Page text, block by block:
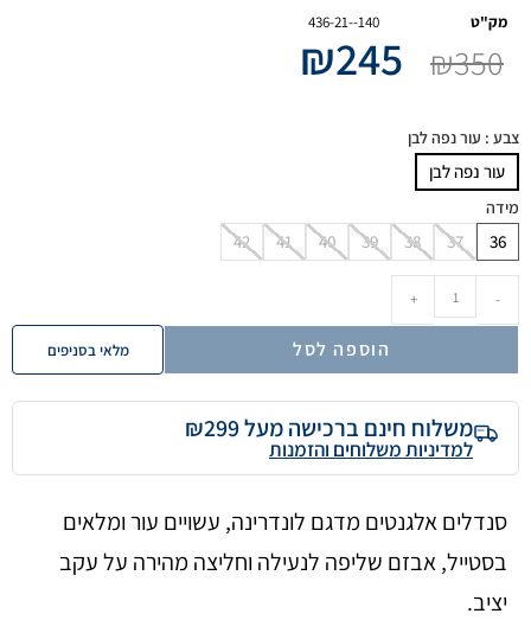
מק"ט 436-21--140
₪350
₪245
צבע : עור נפה לבן
עור נפה לבן
מידה
36
37
38
39
40
41
42
-
+
הוספה לסל מלאי בסניפים
משלוח חינם ברכישה מעל ₪299
למדיניות משלוחים והזמנות
סנדלים אלגנטים מדגם לונדרינה, עשויים עור ומלאים
בסטייל, אבזם שליפה לנעילה וחליצה מהירה על עקב
יציב.